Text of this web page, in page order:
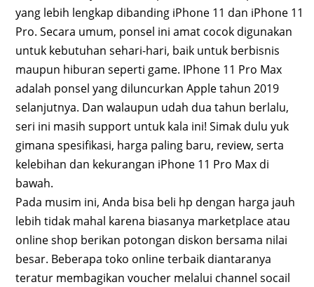
yang lebih lengkap dibanding iPhone 11 dan iPhone 11
Pro. Secara umum, ponsel ini amat cocok digunakan
untuk kebutuhan sehari-hari, baik untuk berbisnis
maupun hiburan seperti game. IPhone 11 Pro Max
adalah ponsel yang diluncurkan Apple tahun 2019
selanjutnya. Dan walaupun udah dua tahun berlalu,
seri ini masih support untuk kala ini! Simak dulu yuk
gimana spesifikasi, harga paling baru, review, serta
kelebihan dan kekurangan iPhone 11 Pro Max di
bawah.
Pada musim ini, Anda bisa beli hp dengan harga jauh
lebih tidak mahal karena biasanya marketplace atau
online shop berikan potongan diskon bersama nilai
besar. Beberapa toko online terbaik diantaranya
teratur membagikan voucher melalui channel socail